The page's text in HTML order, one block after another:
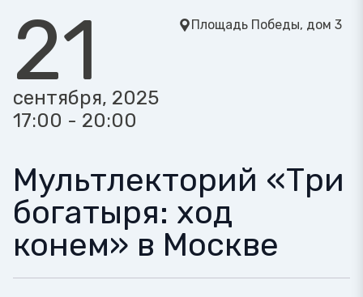
21
сентября, 2025
17:00 - 20:00
Площадь Победы, дом 3
Мультлекторий «Три
богатыря: ход
конем» в Москве